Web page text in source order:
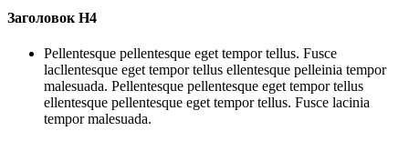
Заголовок H4
Pellentesque pellentesque eget tempor tellus. Fusce
lacllentesque eget tempor tellus ellentesque pelleinia tempor
malesuada. Pellentesque pellentesque eget tempor tellus
ellentesque pellentesque eget tempor tellus. Fusce lacinia
tempor malesuada.